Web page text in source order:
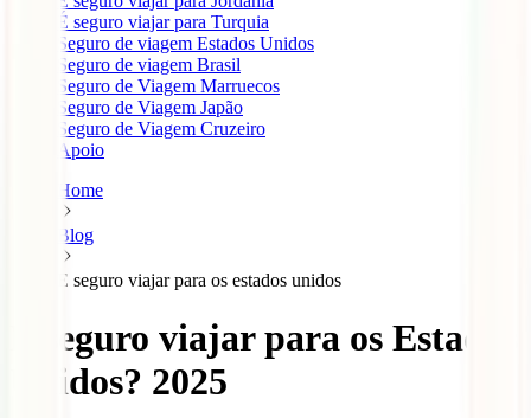
É seguro viajar para Turquia
Seguro de viagem Estados Unidos
Seguro de viagem Brasil
Seguro de Viagem Marruecos
Seguro de Viagem Japão
Seguro de Viagem Cruzeiro
Apoio
Home
Blog
E seguro viajar para os estados unidos
É seguro viajar para os Estados
Unidos? 2025